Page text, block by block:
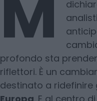
profondo sta
riflettori. È un
destinato a ridefinire